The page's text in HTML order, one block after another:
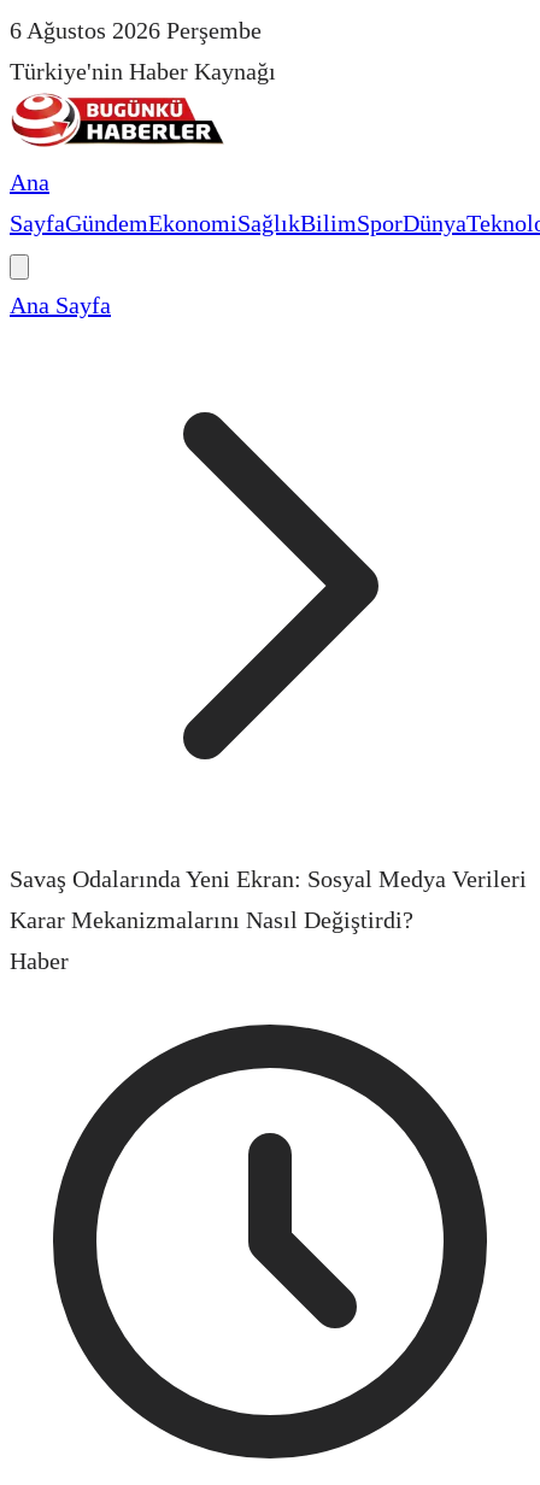
6 Ağustos 2026 Perşembe
Türkiye'nin Haber Kaynağı
Ana
SayfaGündemEkonomiSağlıkBilimSporDünya
Ana Sayfa
Savaş Odalarında Yeni Ekran: Sosyal Medya Verileri
Karar Mekanizmalarını Nasıl Değiştirdi?
Haber